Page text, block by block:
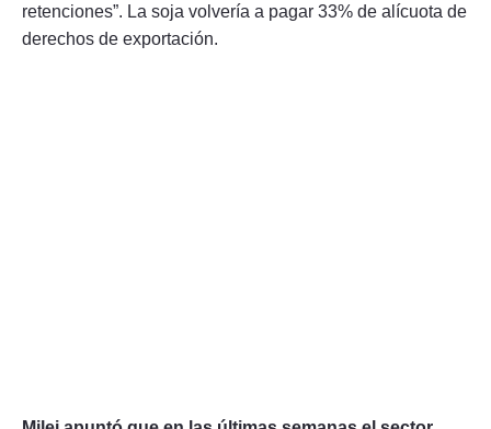
retenciones”. La soja volvería a pagar 33% de alícuota de
derechos de exportación.